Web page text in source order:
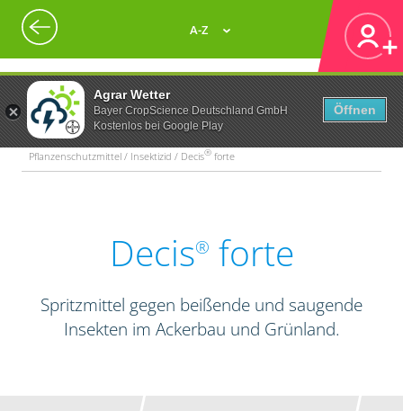
Agrar Wetter
Bayer CropScience Deutschland GmbH
Kostenlos bei Google Play
Öffnen
A-Z
Pflanzenschutzmittel / Insektizid / Decis® forte
Decis® forte
Spritzmittel gegen beißende und saugende
Insekten im Ackerbau und Grünland.